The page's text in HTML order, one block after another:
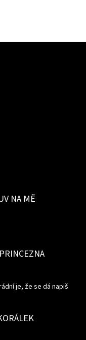
NA MĚ
je, že se dá napiš